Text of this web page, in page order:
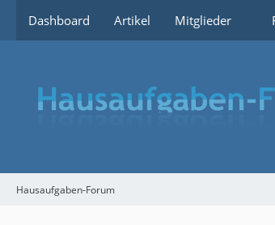
Dashboard Artikel Mitglieder
Hausaufgaben-Forum